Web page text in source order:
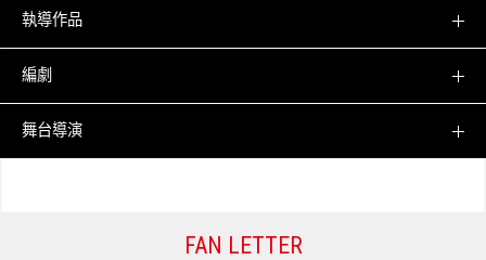
執導作品
編劇
舞台導演
FAN LETTER